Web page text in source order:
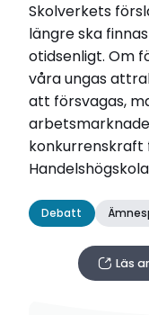
Skolverkets
längre ska
otidsenligt. Om
våra ungas
att försvagas,
konkurrenskraft
Debatt
Läs